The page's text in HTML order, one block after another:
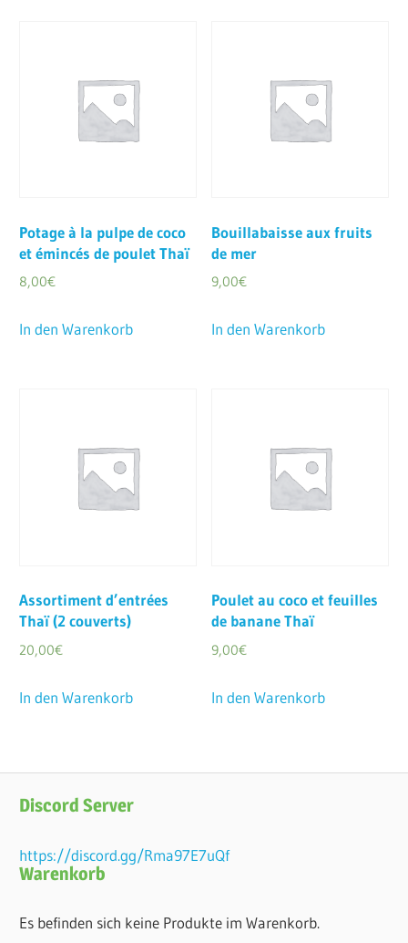
Potage à la pulpe de coco
et émincés de poulet Thaï
8,00€
In den Warenkorb
Bouillabaisse aux fruits
de mer
9,00€
In den Warenkorb
Assortiment d’entrées
Thaï (2 couverts)
20,00€
In den Warenkorb
Poulet au coco et feuilles
de banane Thaï
9,00€
In den Warenkorb
Discord Server
https://discord.gg/Rma97E7uQf
Warenkorb
Es befinden sich keine Produkte im Warenkorb.